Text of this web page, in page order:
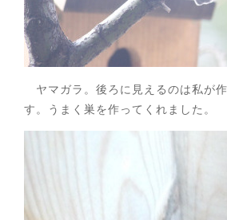
ヤマガラ。後ろに見えるのは私が
す。うまく巣を作ってくれました。